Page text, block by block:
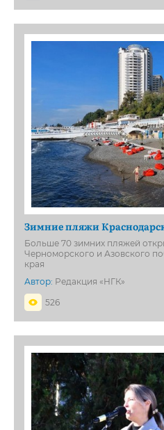
Зимние пляжи
Больше 70 зимних пляжей
Черноморского и Азовского
края
Автор: Редакция «НГК»
526